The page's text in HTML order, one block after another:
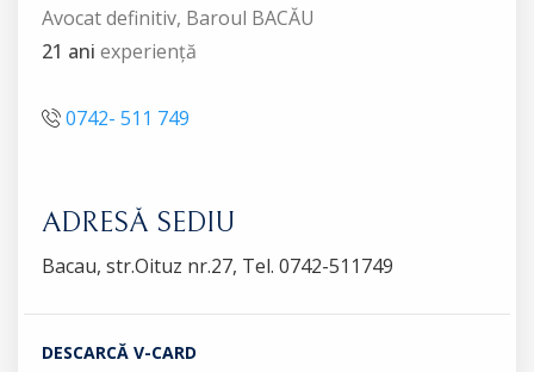
Avocat definitiv, Baroul BACĂU
21 ani experiență
0742- 511 749
ADRESĂ SEDIU
Bacau, str.Oituz nr.27, Tel. 0742-511749
DESCARCĂ V-CARD